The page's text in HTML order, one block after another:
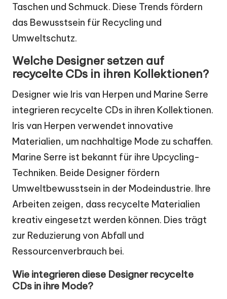
Taschen und Schmuck. Diese Trends fördern
das Bewusstsein für Recycling und
Umweltschutz.
Welche Designer setzen auf
recycelte CDs in ihren Kollektionen?
Designer wie Iris van Herpen und Marine Serre
integrieren recycelte CDs in ihren Kollektionen.
Iris van Herpen verwendet innovative
Materialien, um nachhaltige Mode zu schaffen.
Marine Serre ist bekannt für ihre Upcycling-
Techniken. Beide Designer fördern
Umweltbewusstsein in der Modeindustrie. Ihre
Arbeiten zeigen, dass recycelte Materialien
kreativ eingesetzt werden können. Dies trägt
zur Reduzierung von Abfall und
Ressourcenverbrauch bei.
Wie integrieren diese Designer recycelte
CDs in ihre Mode?